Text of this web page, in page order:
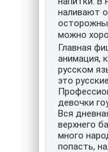
наливают
можно
Главная
анимация,
русском
это
девочки
Вся
верхнего
много
попасть,